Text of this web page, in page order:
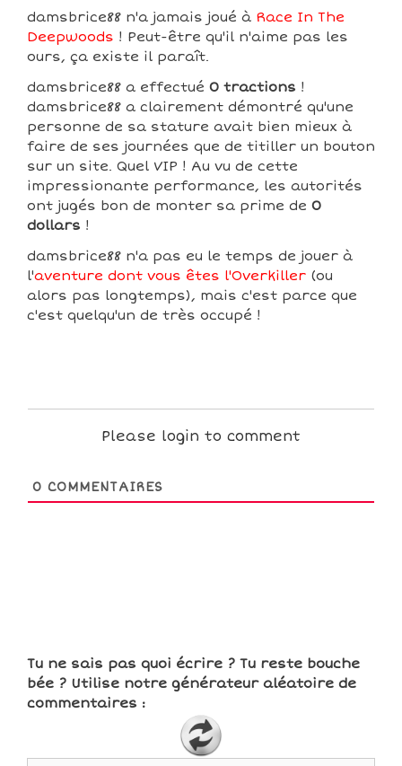
damsbrice88 n'a jamais joué à Race In The
Deepwoods ! Peut-être qu'il n'aime pas les
ours, ça existe il paraît.
damsbrice88 a effectué 0 tractions !
damsbrice88 a clairement démontré qu'une
personne de sa stature avait bien mieux à
faire de ses journées que de titiller un bouton
sur un site. Quel VIP ! Au vu de cette
impressionante performance, les autorités
ont jugés bon de monter sa prime de 0
dollars !
damsbrice88 n'a pas eu le temps de jouer à
l'aventure dont vous êtes l'Overkiller (ou
alors pas longtemps), mais c'est parce que
c'est quelqu'un de très occupé !
Please login to comment
0 COMMENTAIRES
Tu ne sais pas quoi écrire ? Tu reste bouche
bée ? Utilise notre générateur aléatoire de
commentaires :